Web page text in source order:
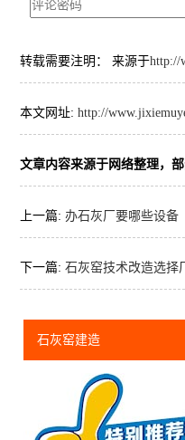
转载需要注明： 来源于http://
本文网址: http://
文章内容来源于网络整理，
上一篇: 办石灰厂要哪些设备
下一篇: 石灰窑技术改造选择
石灰窑建造